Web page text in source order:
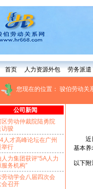
首页 人力资源外包 劳务派遣
您现在的位置： 骏伯劳动关
公司新闻
区劳动仲裁院陆勇院
访骏
人才高峰论坛在广州
举行
人力集团获评“5A人力
服务机构”
劳动学会八届四次会
会召开
近日
基本
以下附